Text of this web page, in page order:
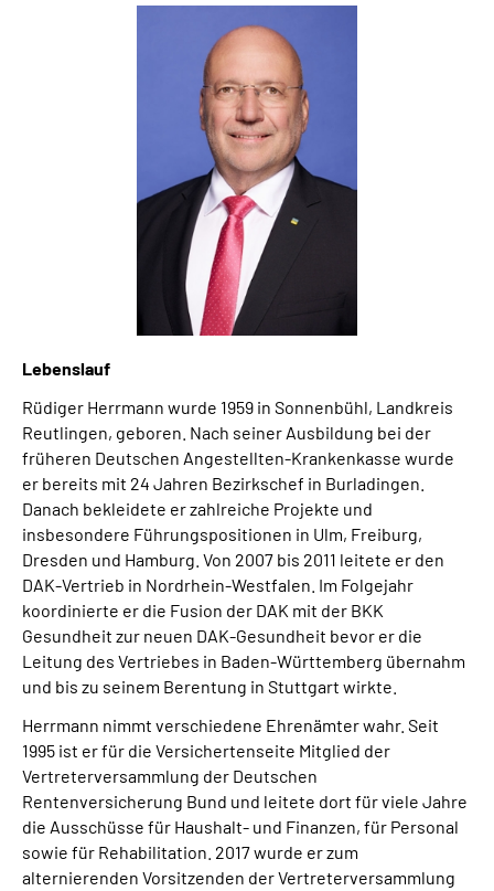
Lebenslauf
Rüdiger Herrmann wurde 1959 in Sonnenbühl, Landkreis
Reutlingen, geboren. Nach seiner Ausbildung bei der
früheren Deutschen Angestellten-Krankenkasse wurde
er bereits mit 24 Jahren Bezirkschef in Burladingen.
Danach bekleidete er zahlreiche Projekte und
insbesondere Führungspositionen in Ulm, Freiburg,
Dresden und Hamburg. Von 2007 bis 2011 leitete er den
DAK-Vertrieb in Nordrhein-Westfalen. Im Folgejahr
koordinierte er die Fusion der DAK mit der BKK
Gesundheit zur neuen DAK-Gesundheit bevor er die
Leitung des Vertriebes in Baden-Württemberg übernahm
und bis zu seinem Berentung in Stuttgart wirkte.
Herrmann nimmt verschiedene Ehrenämter wahr. Seit
1995 ist er für die Versichertenseite Mitglied der
Vertreterversammlung der Deutschen
Rentenversicherung Bund und leitete dort für viele Jahre
die Ausschüsse für Haushalt- und Finanzen, für Personal
sowie für Rehabilitation. 2017 wurde er zum
alternierenden Vorsitzenden der Vertreterversammlung